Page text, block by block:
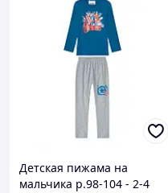
Детская пижама на
мальчика р.98-104 - 2-4